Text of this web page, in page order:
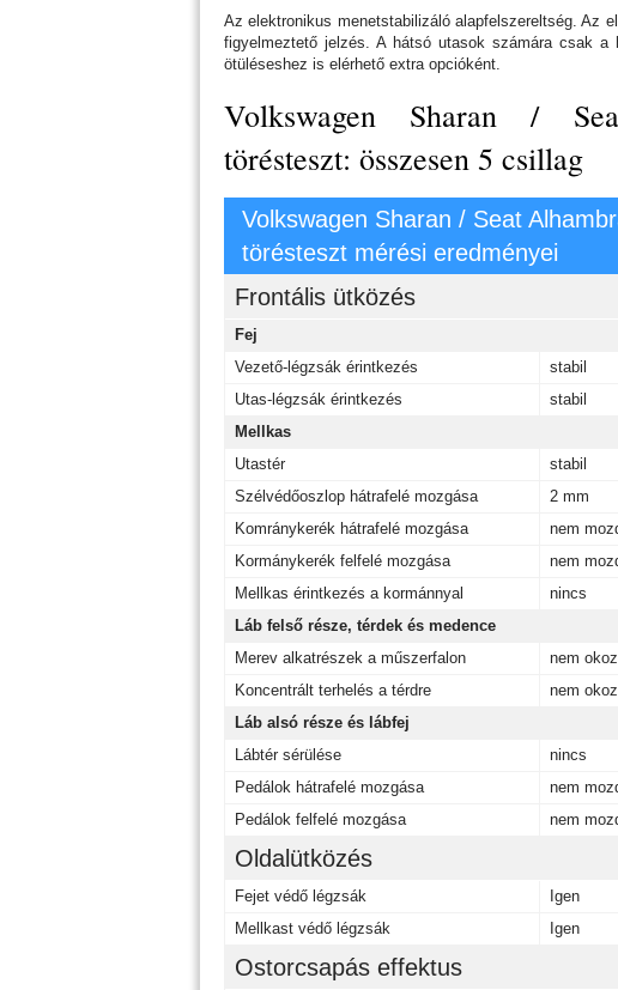
Az elektronikus menetstabilizáló alapfelszereltség. Az
figyelmeztető jelzés. A hátsó utasok számára csak a
ötüléseshez is elérhető extra opcióként.
Volkswagen Sharan /
törésteszt: összesen 5 csillag
Volkswagen Sharan / Seat
törésteszt mérési eredményei
Frontális ütközés
Fej
Vezető-légzsák érintkezés
stabil
Utas-légzsák érintkezés
stabil
Mellkas
Utastér
stabil
Szélvédőoszlop hátrafelé mozgása
2 mm
Komránykerék hátrafelé mozgása
nem
Kormánykerék felfelé mozgása
nem
Mellkas érintkezés a kormánnyal
nincs
Láb felső része, térdek és medence
Merev alkatrészek a műszerfalon
nem
Koncentrált terhelés a térdre
nem
Láb alsó része és lábfej
Lábtér sérülése
nincs
Pedálok hátrafelé mozgása
nem
Pedálok felfelé mozgása
nem
Oldalütközés
Fejet védő légzsák
Igen
Mellkast védő légzsák
Igen
Ostorcsapás effektus